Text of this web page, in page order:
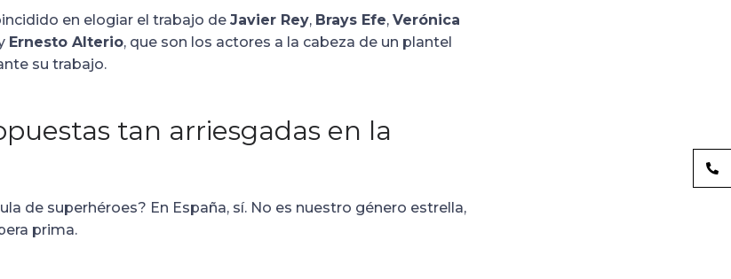
en elogiar el trabajo de Javier Rey, Brays Efe, Verónica
Ernesto Alterio, que son los actores a la cabeza de un plantel
su trabajo.
tan arriesgadas en la
de superhéroes? En España, sí. No es nuestro género estrella,
prima.